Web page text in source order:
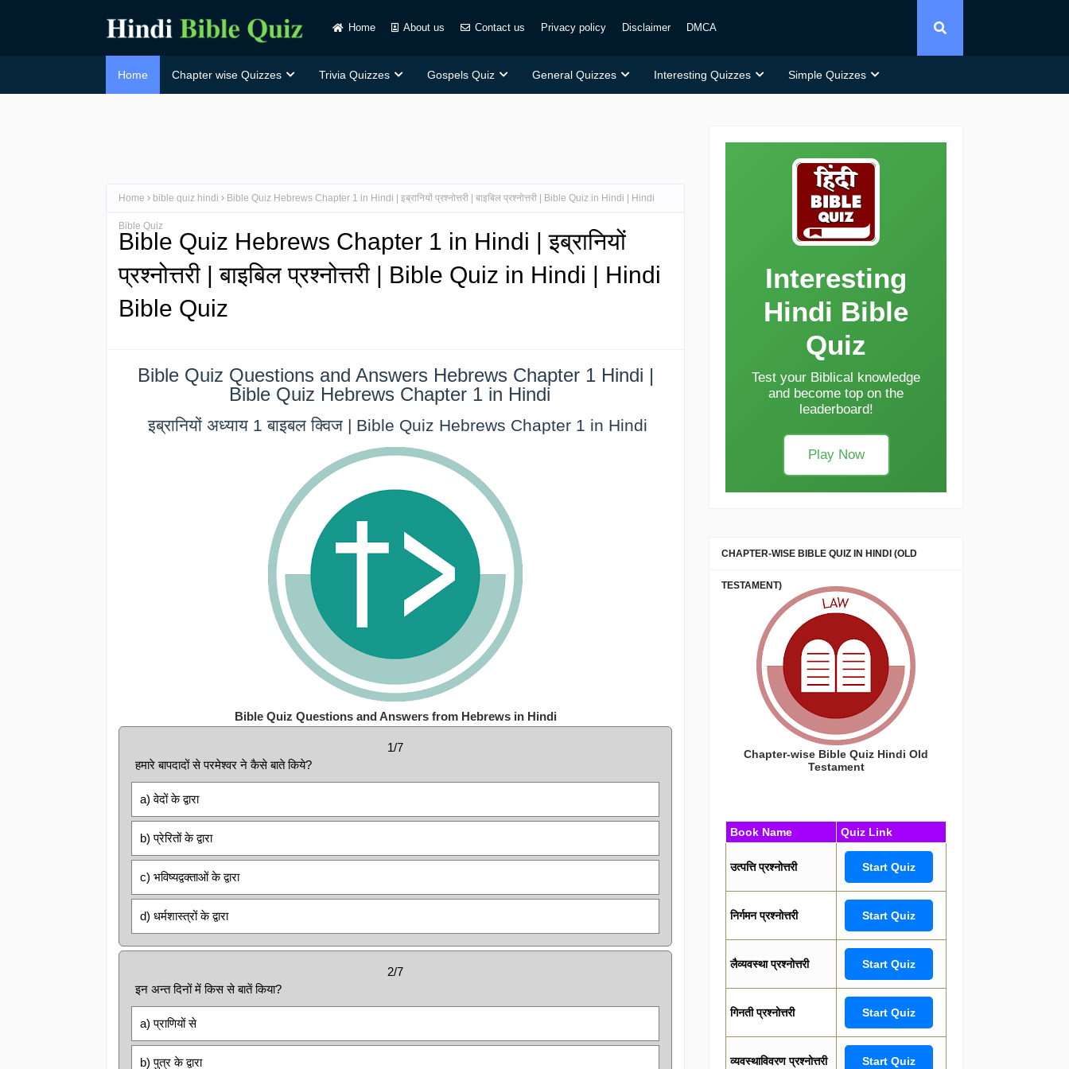
Home About us Contact us Privacy policy Disclaimer DMCA
Home Chapter wise Quizzes Trivia Quizzes Gospels Quiz General Quizzes Interesting Quizzes Simple Quizzes
Home bible quiz hindi Bible Quiz Hebrews Chapter 1 in Hindi | इब्रानियों प्रश्नोत्तरी | बाइबिल प्रश्नोत्तरी | Bible Quiz in Hindi | Hindi
Bible Quiz
Bible Quiz Hebrews Chapter 1 in Hindi | इब्रानियों
प्रश्नोत्तरी | बाइबिल प्रश्नोत्तरी | Bible Quiz in Hindi | Hindi
Bible Quiz
Bible Quiz Questions and Answers Hebrews Chapter 1 Hindi |
Bible Quiz Hebrews Chapter 1 in Hindi
इब्रानियों अध्याय 1 बाइबल क्विज | Bible Quiz Hebrews Chapter 1 in Hindi
Bible Quiz Questions and Answers from Hebrews in Hindi
1/7
हमारे बापदादों से परमेश्वर ने कैसे बाते किये?
a) वेदों के द्वारा
b) प्रेरितों के द्वारा
c) भविष्यद्वक्ताओं के द्वारा
d) धर्मशास्त्रों के द्वारा
2/7
इन अन्त दिनों में किस से बातें किया?
a) प्राणियों से
b) पुत्र के द्वारा
Interesting
Hindi Bible
Quiz
Test your Biblical knowledge
and become top on the
leaderboard!
Play Now
CHAPTER-WISE BIBLE QUIZ IN HINDI (OLD
TESTAMENT)
Chapter-wise Bible Quiz Hindi Old
Testament
Book Name Quiz Link
उत्पत्ति प्रश्नोत्तरी Start Quiz
निर्गमन प्रश्नोत्तरी Start Quiz
लैव्यवस्था प्रश्नोत्तरी Start Quiz
गिनती प्रश्नोत्तरी Start Quiz
व्यवस्थाविवरण प्रश्नोत्तरी Start Quiz